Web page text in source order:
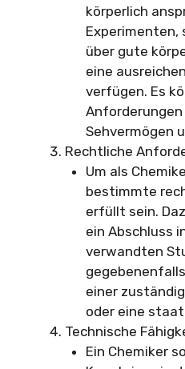
körperlich
Experimenten,
über gute
eine
verfügen. Es
Sehvermögen
Rechtliche
Um als
bestimmte
erfüllt sein.
ein Abschluss
verwandten
einer
oder eine
Technische
Ein Chemiker